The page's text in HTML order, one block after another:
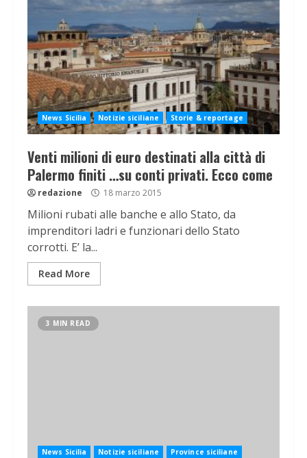
News Sicilia Notizie siciliane Storie & reportage
Venti milioni di euro destinati alla città di
Palermo finiti …su conti privati. Ecco come
redazione 18 marzo 2015
Milioni rubati alle banche e allo Stato, da
imprenditori ladri e funzionari dello Stato
corrotti. E’ la...
Read More
3 MIN READ
News Sicilia Notizie siciliane
Province siciliane